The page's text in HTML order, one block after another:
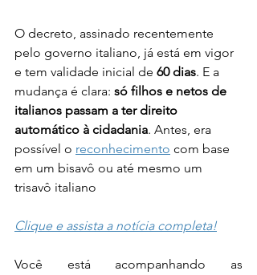
O decreto, assinado recentemente
pelo governo italiano, já está em vigor
e tem validade inicial de 60 dias. E a
mudança é clara: só filhos e netos de
italianos passam a ter direito
automático à cidadania. Antes, era
possível o reconhecimento com base
em um bisavô ou até mesmo um
trisavô italiano
Clique e assista a notícia completa!
Você está acompanhando as